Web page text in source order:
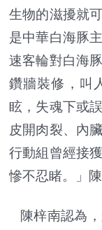
生物的滋擾就
是中華白海豚
速客輪對白海
鑽牆裝修，叫
眩，失魂下或
皮開肉裂、內
行動組曾經接
慘不忍睹。」
陳梓南認為